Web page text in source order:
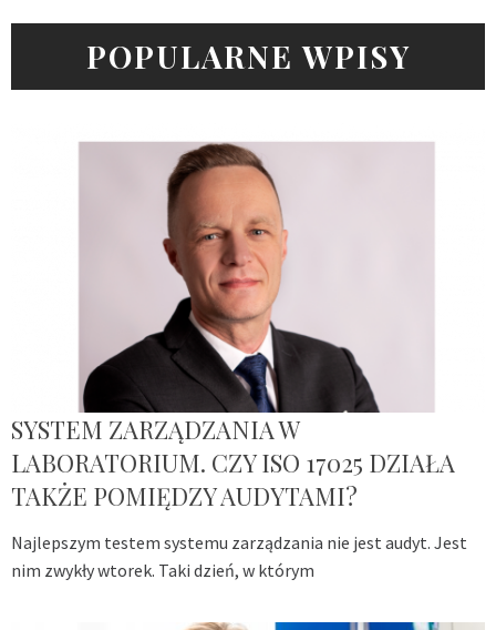
POPULARNE WPISY
SYSTEM ZARZĄDZANIA W
LABORATORIUM. CZY ISO 17025 DZIAŁA
TAKŻE POMIĘDZY AUDYTAMI?
Najlepszym testem systemu zarządzania nie jest audyt. Jest
nim zwykły wtorek. Taki dzień, w którym